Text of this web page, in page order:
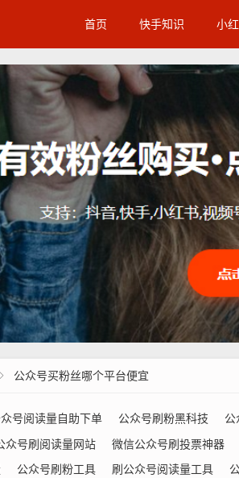
首页 快手知识 小
 公众号买粉丝哪个平台便宜
号阅读量自助下单 公众号刷粉黑科技 公
众号刷阅读量网站 微信公众号刷投票神器
公众号刷粉工具 刷公众号阅读量工具